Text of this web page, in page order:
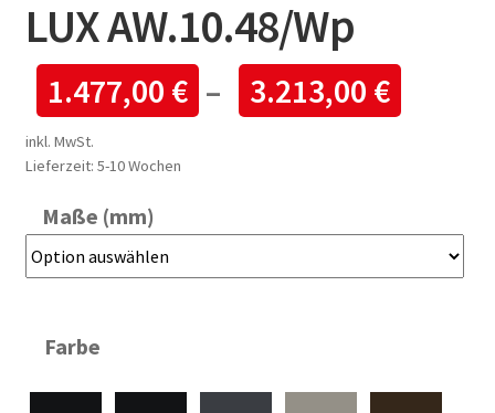
LUX AW.10.48/Wp
1.477,00 € – 3.213,00 €
inkl. MwSt.
Lieferzeit: 5-10 Wochen
Maße (mm)
Farbe